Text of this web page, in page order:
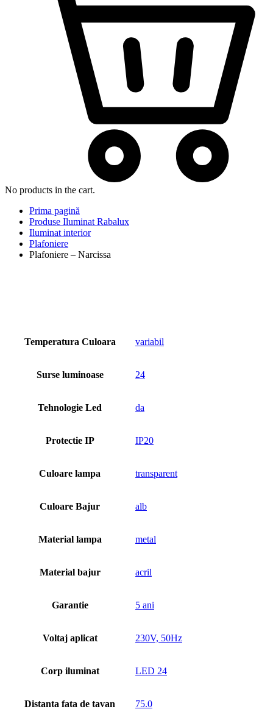
No products in the cart.
Prima pagină
Produse Iluminat Rabalux
Iluminat interior
Plafoniere
Plafoniere – Narcissa
Temperatura Culoara variabil
Surse luminoase 24
Tehnologie Led da
Protectie IP IP20
Culoare lampa transparent
Culoare Bajur alb
Material lampa metal
Material bajur acril
Garantie 5 ani
Voltaj aplicat 230V, 50Hz
Corp iluminat LED 24
Distanta fata de tavan 75.0